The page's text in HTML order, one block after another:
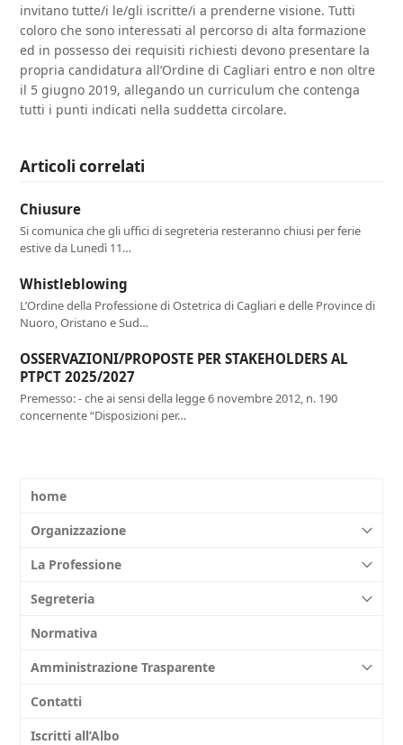
invitano tutte/i le/gli iscritte/i a prenderne visione. Tutti
coloro che sono interessati al percorso di alta formazione
ed in possesso dei requisiti richiesti devono presentare la
propria candidatura all’Ordine di Cagliari entro e non oltre
il 5 giugno 2019, allegando un curriculum che contenga
tutti i punti indicati nella suddetta circolare.
Articoli correlati
Chiusure
Si comunica che gli uffici di segreteria resteranno chiusi per ferie
estive da Lunedì 11…
Whistleblowing
L’Ordine della Professione di Ostetrica di Cagliari e delle Province di
Nuoro, Oristano e Sud…
OSSERVAZIONI/PROPOSTE PER STAKEHOLDERS AL
PTPCT 2025/2027
Premesso: - che ai sensi della legge 6 novembre 2012, n. 190
concernente “Disposizioni per…
home
Organizzazione
La Professione
Segreteria
Normativa
Amministrazione Trasparente
Contatti
Iscritti all’Albo